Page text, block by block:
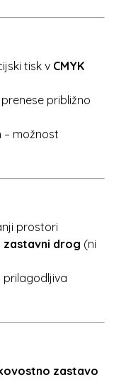
tisk v CMYK
približno
– možnost
prostori
zastavni drog (ni
prilagodljiva
zastavo